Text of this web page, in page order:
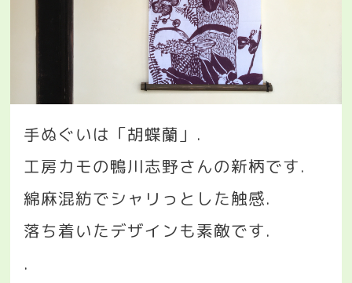
手ぬぐいは「胡蝶蘭」 .
工房カモの鴨川志野さんの新柄です.
綿麻混紡でシャリっとした触感.
落ち着いたデザインも素敵です.
.